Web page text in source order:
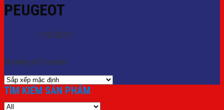
PEUGEOT
/ PEUGEOT
Showing all 7 results
TÌM KIẾM SẢN PHẨM